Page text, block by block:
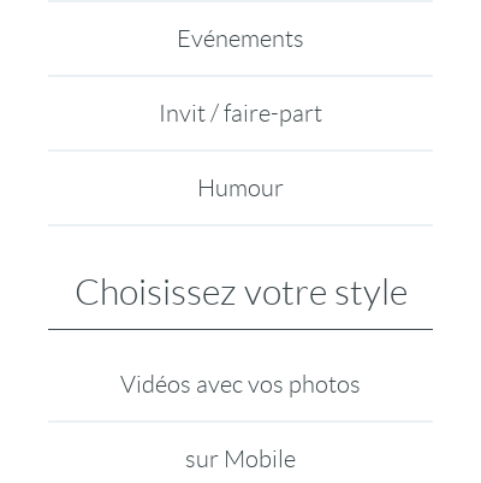
Evénements
Invit / faire-part
Humour
Choisissez votre style
Vidéos avec vos photos
sur Mobile